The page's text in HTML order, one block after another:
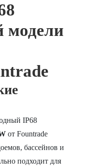
модели
IP68
от Fountrade
бассейнов и
подходит для